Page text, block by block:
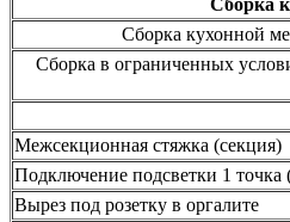
Сборка кухонной
Сборка в ограниченных
Межсекционная стяжка (секция)
Подключение подсветки 1 точка
Вырез под розетку в оргалите